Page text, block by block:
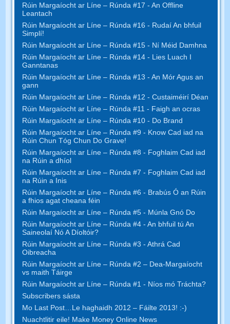
Rúin Margaíocht ar Líne – Rúnda #17 - An Offline
Leantach
Rúin Margaíocht ar Líne – Rúnda #16 - Rudaí An bhfuil
Simplí!
Rúin Margaíocht ar Líne – Rúnda #15 - Ní Méid Damhna
Rúin Margaíocht ar Líne – Rúnda #14 - Lies Luach I
Ganntanas
Rúin Margaíocht ar Líne – Rúnda #13 - An Mór Agus an
gann
Rúin Margaíocht ar Líne – Rúnda #12 - Custaiméirí Déan
Rúin Margaíocht ar Líne – Rúnda #11 - Faigh an ocras
Rúin Margaíocht ar Líne – Rúnda #10 - Do Brand
Rúin Margaíocht ar Líne – Rúnda #9 - Know Cad iad na
Rúin Chun Tóg Chun Do Grave!
Rúin Margaíocht ar Líne – Rúnda #8 - Foghlaim Cad iad
na Rúin a dhíol
Rúin Margaíocht ar Líne – Rúnda #7 - Foghlaim Cad iad
na Rúin a Inis
Rúin Margaíocht ar Líne – Rúnda #6 - Brabús Ó an Rúin
a fhios agat cheana féin
Rúin Margaíocht ar Líne – Rúnda #5 - Múnla Gnó Do
Rúin Margaíocht ar Líne – Rúnda #4 - An bhfuil tú An
Saineolaí Nó A Díoltóir?
Rúin Margaíocht ar Líne – Rúnda #3 - Athrá Cad
Oibreacha
Rúin Margaíocht ar Líne – Rúnda #2 – Dea-Margaíocht
vs maith Táirge
Rúin Margaíocht ar Líne – Rúnda #1 - Níos mó Tráchta?
Subscribers sásta
Mo Last Post…Le haghaidh 2012 – Fáilte 2013! :-)
Nuachtlitir eile! Make Money Online News